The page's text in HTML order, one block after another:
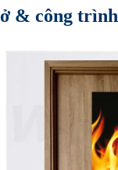
ở & công trình